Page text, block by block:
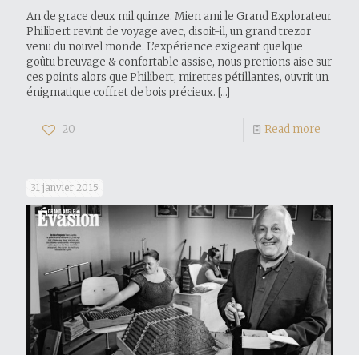
An de grace deux mil quinze. Mien ami le Grand Explorateur
Philibert revint de voyage avec, disoit-il, un grand trezor
venu du nouvel monde. L’expérience exigeant quelque
goûtu breuvage & confortable assise, nous prenions aise sur
ces points alors que Philibert, mirettes pétillantes, ouvrit un
énigmatique coffret de bois précieux. […]
20 Read more
31 janvier 2015